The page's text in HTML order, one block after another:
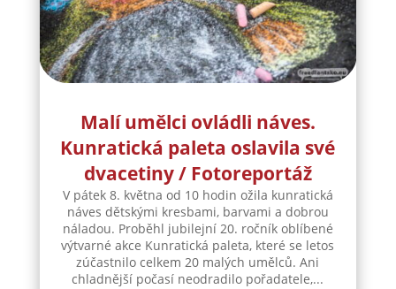
Malí umělci ovládli náves.
Kunratická paleta oslavila své
dvacetiny / Fotoreportáž
V pátek 8. května od 10 hodin ožila kunratická
náves dětskými kresbami, barvami a dobrou
náladou. Proběhl jubilejní 20. ročník oblíbené
výtvarné akce Kunratická paleta, které se letos
zúčastnilo celkem 20 malých umělců. Ani
chladnější počasí neodradilo pořadatele,...